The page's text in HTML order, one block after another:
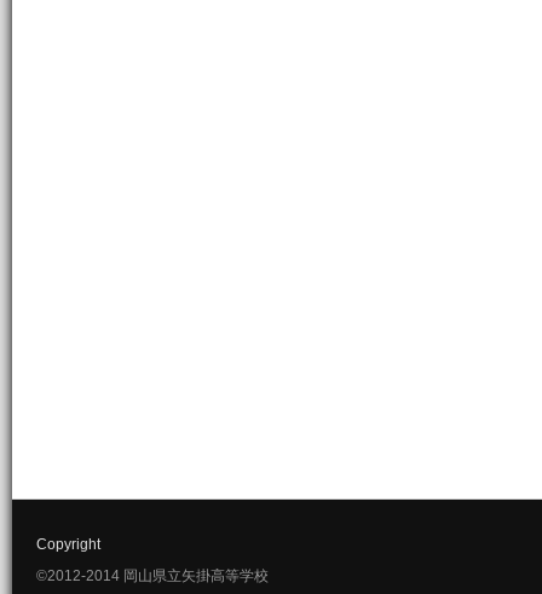
Copyright
©2012-2014 岡山県立矢掛高等学校